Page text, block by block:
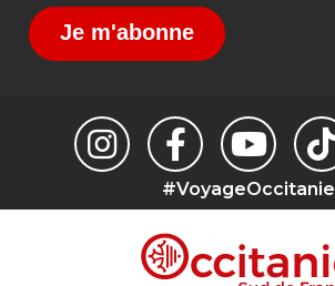
Je m'abonne
#VoyageOccitanie